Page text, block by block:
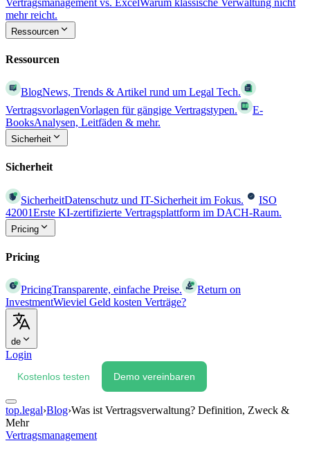
mehr reicht.
Ressourcen
Ressourcen
BlogNews, Trends & Artikel rund um Legal Tech.
VertragsvorlagenVorlagen für gängige Vertragstypen.
E-
BooksAnalysen, Leitfäden & mehr.
Sicherheit
Sicherheit
SicherheitDatenschutz und IT-Sicherheit im Fokus.
ISO
42001Erste KI-zertifizierte Vertragsplattform im DACH-Raum.
Pricing
Pricing
PricingTransparente, einfache Preise.
Return on
InvestmentWieviel Geld kosten Verträge?
de
Login
Kostenlos testen Demo vereinbaren
top.legal›Blog›Was ist Vertragsverwaltung? Definition, Zweck &
Mehr
Vertragsmanagement